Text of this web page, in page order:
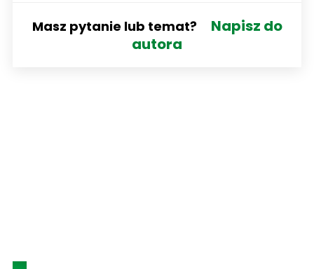
Masz pytanie lub temat?
Napisz do
autora